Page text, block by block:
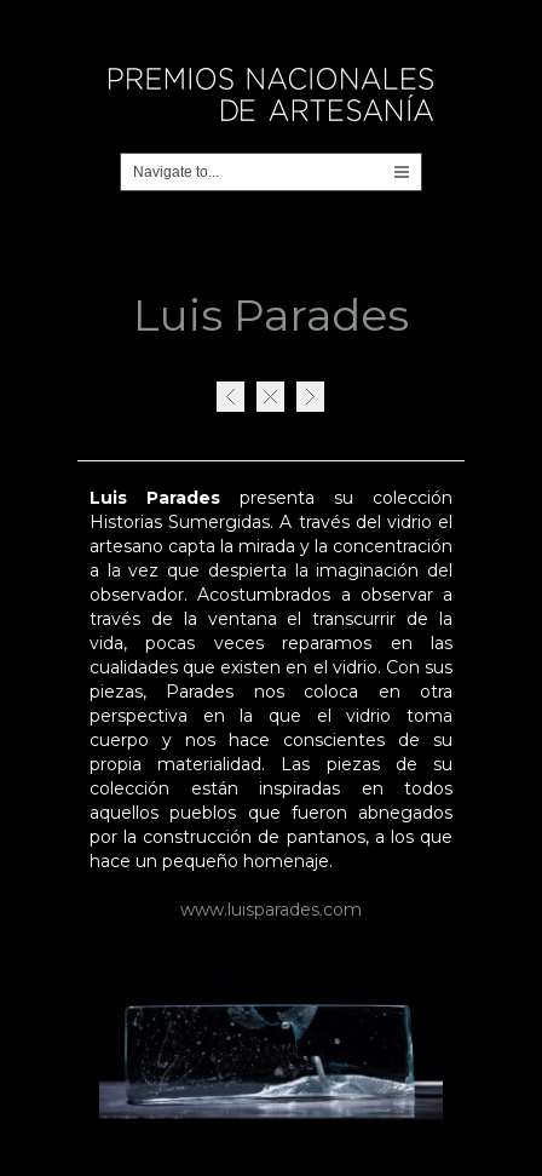
Luis Parades
Luis Parades presenta su colección
Historias Sumergidas. A través del vidrio el
artesano capta la mirada y la concentración
a la vez que despierta la imaginación del
observador. Acostumbrados a observar a
través de la ventana el transcurrir de la
vida, pocas veces reparamos en las
cualidades que existen en el vidrio. Con sus
piezas, Parades nos coloca en otra
perspectiva en la que el vidrio toma
cuerpo y nos hace conscientes de su
propia materialidad. Las piezas de su
colección están inspiradas en todos
aquellos pueblos que fueron abnegados
por la construcción de pantanos, a los que
hace un pequeño homenaje.
www.luisparades.com